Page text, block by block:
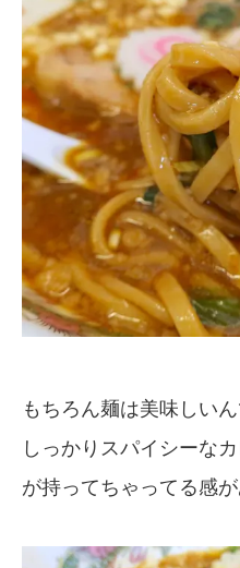
もちろん麺は美味しい
しっかりスパイシーな
が持ってちゃってる感が